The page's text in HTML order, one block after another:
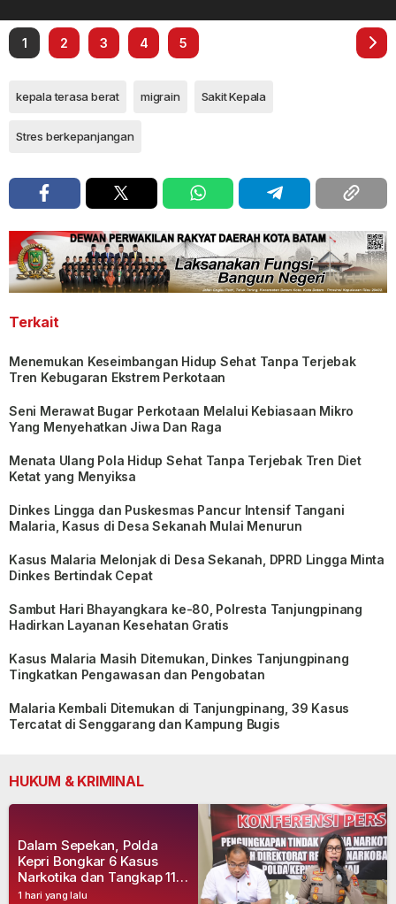
1 2 3 4 5
kepala terasa berat migrain Sakit Kepala
Stres berkepanjangan
Terkait
Menemukan Keseimbangan Hidup Sehat Tanpa Terjebak
Tren Kebugaran Ekstrem Perkotaan
Seni Merawat Bugar Perkotaan Melalui Kebiasaan Mikro
Yang Menyehatkan Jiwa Dan Raga
Menata Ulang Pola Hidup Sehat Tanpa Terjebak Tren Diet
Ketat yang Menyiksa
Dinkes Lingga dan Puskesmas Pancur Intensif Tangani
Malaria, Kasus di Desa Sekanah Mulai Menurun
Kasus Malaria Melonjak di Desa Sekanah, DPRD Lingga Minta
Dinkes Bertindak Cepat
Sambut Hari Bhayangkara ke-80, Polresta Tanjungpinang
Hadirkan Layanan Kesehatan Gratis
Kasus Malaria Masih Ditemukan, Dinkes Tanjungpinang
Tingkatkan Pengawasan dan Pengobatan
Malaria Kembali Ditemukan di Tanjungpinang, 39 Kasus
Tercatat di Senggarang dan Kampung Bugis
HUKUM & KRIMINAL
1 hari yang lalu
Dalam Sepekan, Polda
Kepri Bongkar 6 Kasus
Narkotika dan Tangkap 11
Tersangka